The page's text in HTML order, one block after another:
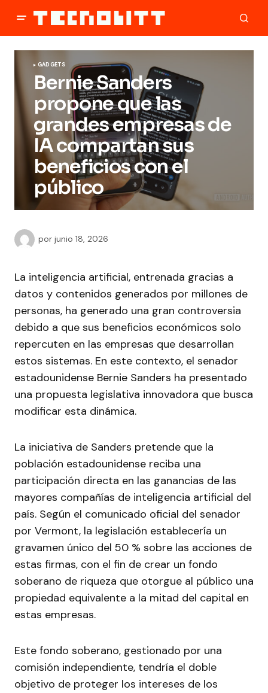
GADGETS
Bernie Sanders
propone que las
grandes empresas de
IA compartan sus
beneficios con el
público
por junio 18, 2026
La inteligencia artificial, entrenada gracias a
datos y contenidos generados por millones de
personas, ha generado una gran controversia
debido a que sus beneficios económicos solo
repercuten en las empresas que desarrollan
estos sistemas. En este contexto, el senador
estadounidense Bernie Sanders ha presentado
una propuesta legislativa innovadora que busca
modificar esta dinámica.
La iniciativa de Sanders pretende que la
población estadounidense reciba una
participación directa en las ganancias de las
mayores compañías de inteligencia artificial del
país. Según el comunicado oficial del senador
por Vermont, la legislación establecería un
gravamen único del 50 % sobre las acciones de
estas firmas, con el fin de crear un fondo
soberano de riqueza que otorgue al público una
propiedad equivalente a la mitad del capital en
estas empresas.
Este fondo soberano, gestionado por una
comisión independiente, tendría el doble
objetivo de proteger los intereses de los